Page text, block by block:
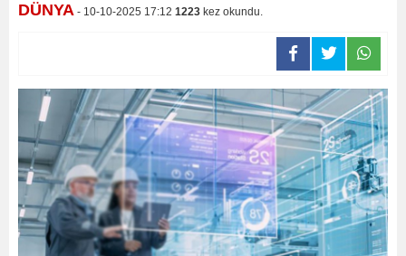
DÜNYA - 10-10-2025 17:12 1223 kez okundu.